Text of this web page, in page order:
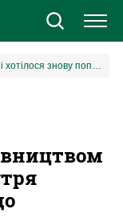
«Мені хотілося знову попрацювати під керівництвом Сергія Юрійовича»: Путря розповів про перехід до Буковини